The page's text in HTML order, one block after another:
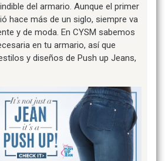
del armario. Aunque el primer
hace más de un siglo, siempre va
y de moda. En CYSM sabemos
en tu armario, así que
y diseños de Push up Jeans,